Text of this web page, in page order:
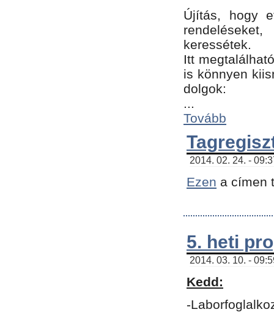
Újítás, hogy
keressétek.
Itt
is könnyen
dolgok:
...
Tovább
2014. 02. 24. -
Ezen a címen
5. heti
2014. 03. 10. -
Kedd:
-